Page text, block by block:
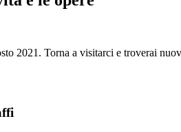
2021. Torna a visitarci e troverai